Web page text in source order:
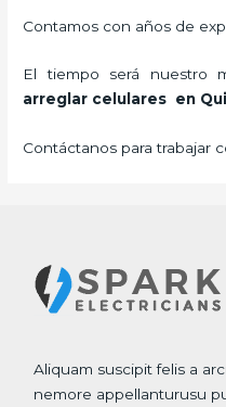
Contamos con años de
El tiempo será nuestro
arreglar celulares en
Contáctanos para trabajar
Aliquam suscipit felis a
nemore appellanturusu